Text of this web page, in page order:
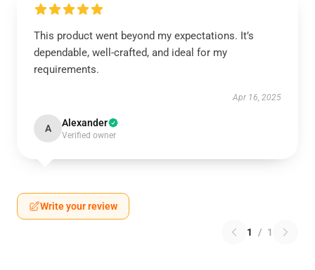
This product went beyond my expectations. It’s
dependable, well-crafted, and ideal for my
requirements.
Apr 16, 2025
A Alexander
Verified owner
Write your review
1 / 1